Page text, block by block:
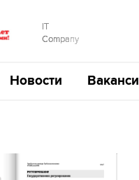
IT
Company
Новости